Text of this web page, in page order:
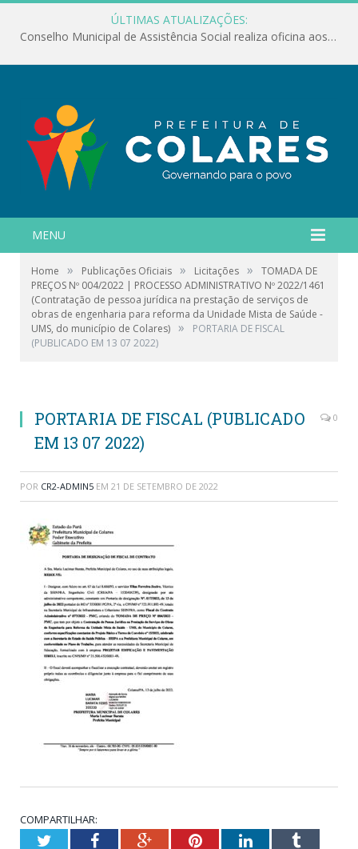
ÚLTIMAS ATUALIZAÇÕES:
Conselho Municipal de Assistência Social realiza oficina aos servidores
MENU
Home » Publicações Oficiais » Licitações »
TOMADA DE
PREÇOS Nº 004/2022 | PROCESSO ADMINISTRATIVO Nº 2022/1461
(Contratação de pessoa jurídica na prestação de serviços de
obras de engenharia para reforma da Unidade Mista de Saúde -
UMS, do município de Colares) »
PORTARIA DE FISCAL
(PUBLICADO EM 13 07 2022)
PORTARIA DE FISCAL (PUBLICADO
EM 13 07 2022)
0
POR CR2-ADMIN5 EM 21 DE SETEMBRO DE 2022
COMPARTILHAR:
TwitterFacebookGoogle+PinterestLinkedInTumblr